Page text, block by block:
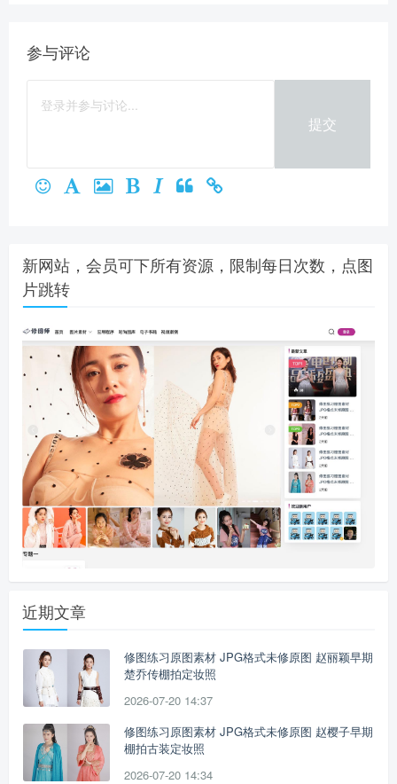
参与评论
提交
新网站，会员可下所有资源，限制每日次数，点图
片跳转
近期文章
修图练习原图素材 JPG格式未修原图 赵丽颖早期
楚乔传棚拍定妆照
2026-07-20 14:37
修图练习原图素材 JPG格式未修原图 赵樱子早期
棚拍古装定妆照
2026-07-20 14:34